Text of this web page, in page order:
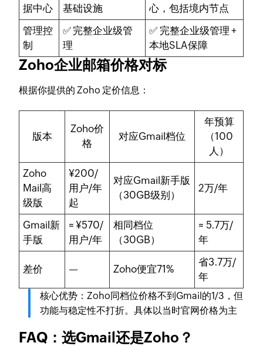
据中心
基础设施
心，包括境内节点
管理控
制
✅ 完整企业级管
理
✅ 完整企业级管理 +
本地SLA保障
Zoho企业邮箱价格对标
根据你提供的 Zoho 定价信息：
版本
Zoho价
格
对应Gmail档位
年预算
（100
人）
Zoho
Mail高
级版
¥200/
用户/年
起
对应Gmail新手版
（30GB级别）
2万/年
Gmail新
手版
≈ ¥570/
用户/年
相同档位
（30GB）
≈ 5.7万/
年
差价 — Zoho便宜71%
省3.7万/
年
核心优势 ：Zoho同档位价格不到Gmail的1/3 ，但
功能与稳定性不打折。具体以当时官网价格为主
FAQ：选Gmail还是Zoho？